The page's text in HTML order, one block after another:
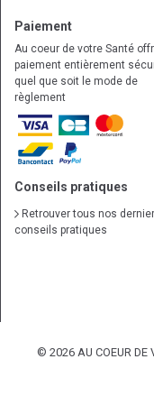
Paiement
Au coeur de votre Santé
paiement entièrement
quel que soit le mode de
règlement
Conseils pratiques
Retrouver tous nos
conseils pratiques
© 2026 AU COEUR DE